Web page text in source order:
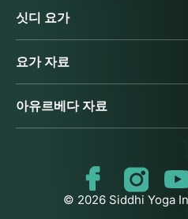
싯디 요가
요가 자료
아유르베다 자료
© 2026 Siddhi Yoga